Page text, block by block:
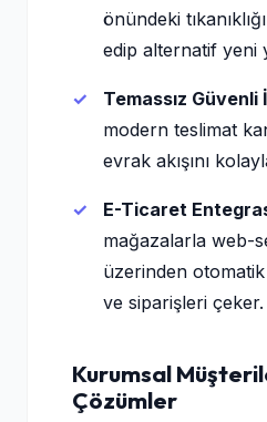
önündeki
edip alternatif yeni
Temassız Güvenli
modern teslimat
evrak akışını
E-Ticaret
mağazalarla web-
üzerinden
ve siparişleri çeker.
Kurumsal
Çözümler